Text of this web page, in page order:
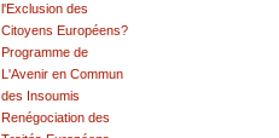
l'Exclusion des
Citoyens Européens?
Programme de
L'Avenir en Commun
des Insoumis
Renégociation des